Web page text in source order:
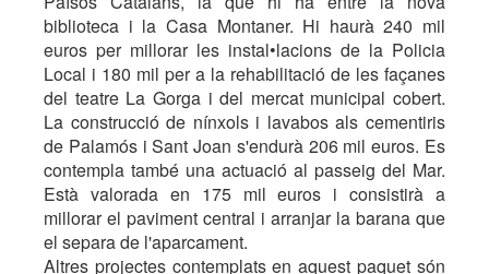
biblioteca i la Casa Montaner. Hi haurà 240 mil
euros per millorar les instal•lacions de la Policia
Local i 180 mil per a la rehabilitació de les façanes
del teatre La Gorga i del mercat municipal cobert.
La construcció de nínxols i lavabos als cementiris
de Palamós i Sant Joan s'endurà 206 mil euros. Es
contempla també una actuació al passeig del Mar.
Està valorada en 175 mil euros i consistirà a
millorar el paviment central i arranjar la barana que
el separa de l'aparcament.
Altres projectes contemplats en aquest paquet són